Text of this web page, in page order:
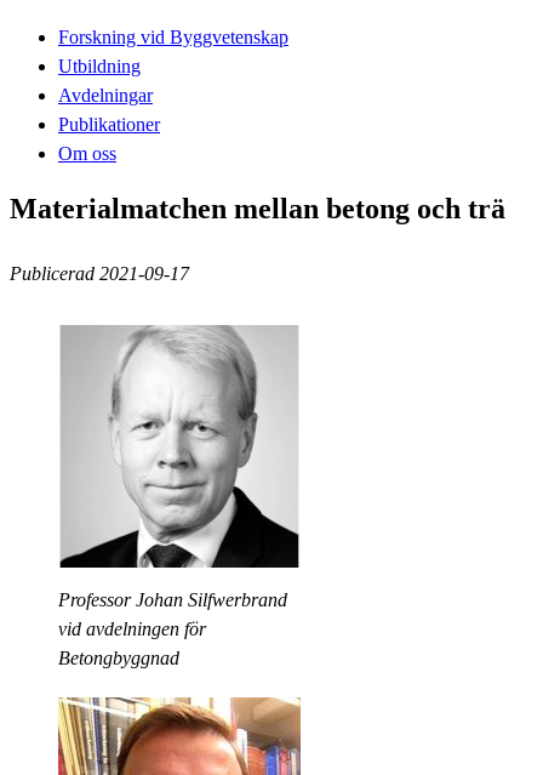
Forskning vid Byggvetenskap
Utbildning
Avdelningar
Publikationer
Om oss
Materialmatchen mellan betong och trä
Publicerad 2021-09-17
Professor Johan Silfwerbrand
vid avdelningen för
Betongbyggnad